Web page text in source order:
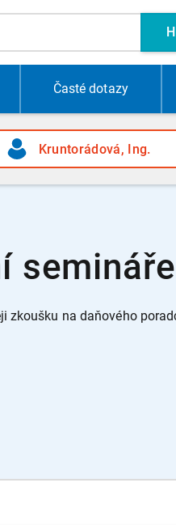
Časté dotazy
semináře
zkoušku na daňového